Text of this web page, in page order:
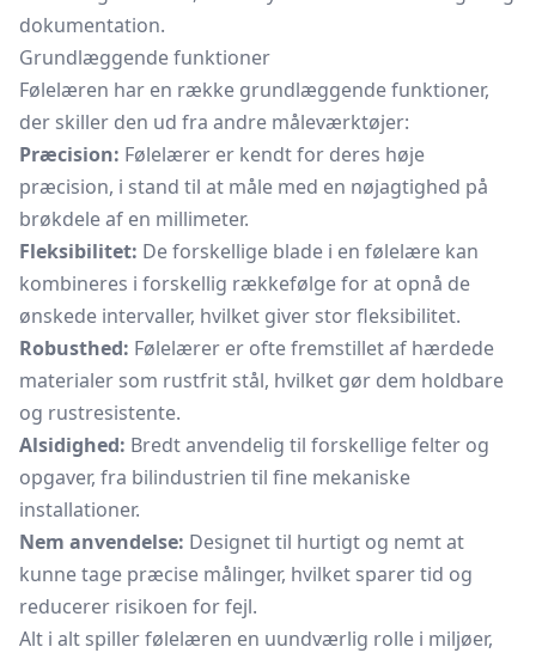
dokumentation.
Grundlæggende funktioner
Følelæren har en række grundlæggende funktioner,
der skiller den ud fra andre måleværktøjer:
Præcision: Følelærer er kendt for deres høje
præcision, i stand til at måle med en nøjagtighed på
brøkdele af en millimeter.
Fleksibilitet: De forskellige blade i en følelære kan
kombineres i forskellig rækkefølge for at opnå de
ønskede intervaller, hvilket giver stor fleksibilitet.
Robusthed: Følelærer er ofte fremstillet af hærdede
materialer som rustfrit stål, hvilket gør dem holdbare
og rustresistente.
Alsidighed: Bredt anvendelig til forskellige felter og
opgaver, fra bilindustrien til fine mekaniske
installationer.
Nem anvendelse: Designet til hurtigt og nemt at
kunne tage præcise målinger, hvilket sparer tid og
reducerer risikoen for fejl.
Alt i alt spiller følelæren en uundværlig rolle i miljøer,